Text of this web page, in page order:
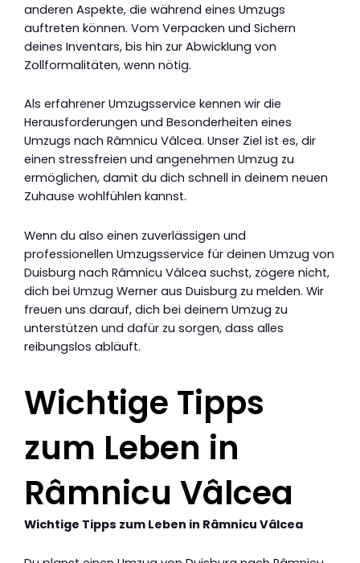
anderen Aspekte, die während eines Umzugs
auftreten können. Vom Verpacken und Sichern
deines Inventars, bis hin zur Abwicklung von
Zollformalitäten, wenn nötig.
Als erfahrener Umzugsservice kennen wir die
Herausforderungen und Besonderheiten eines
Umzugs nach Râmnicu Vâlcea. Unser Ziel ist es, dir
einen stressfreien und angenehmen Umzug zu
ermöglichen, damit du dich schnell in deinem neuen
Zuhause wohlfühlen kannst.
Wenn du also einen zuverlässigen und
professionellen Umzugsservice für deinen Umzug von
Duisburg nach Râmnicu Vâlcea suchst, zögere nicht,
dich bei Umzug Werner aus Duisburg zu melden. Wir
freuen uns darauf, dich bei deinem Umzug zu
unterstützen und dafür zu sorgen, dass alles
reibungslos abläuft.
Wichtige Tipps
zum Leben in
Râmnicu Vâlcea
Wichtige Tipps zum Leben in Râmnicu Vâlcea